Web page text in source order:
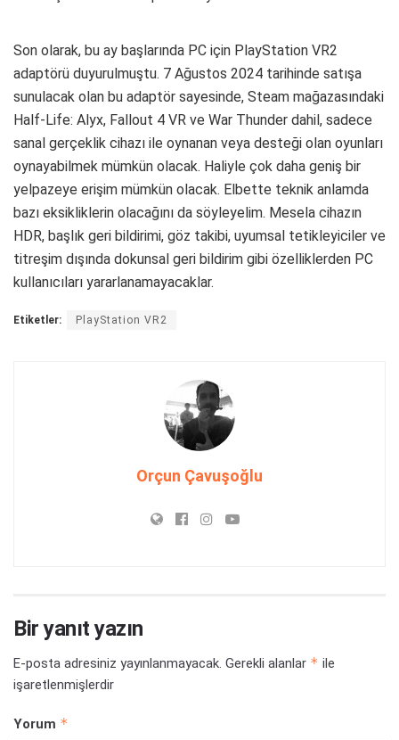
Son olarak, bu ay başlarında PC için PlayStation VR2
adaptörü duyurulmuştu. 7 Ağustos 2024 tarihinde satışa
sunulacak olan bu adaptör sayesinde, Steam mağazasındaki
Half-Life: Alyx, Fallout 4 VR ve War Thunder dahil, sadece
sanal gerçeklik cihazı ile oynanan veya desteği olan oyunları
oynayabilmek mümkün olacak. Haliyle çok daha geniş bir
yelpazeye erişim mümkün olacak. Elbette teknik anlamda
bazı eksikliklerin olacağını da söyleyelim. Mesela cihazın
HDR, başlık geri bildirimi, göz takibi, uyumsal tetikleyiciler ve
titreşim dışında dokunsal geri bildirim gibi özelliklerden PC
kullanıcıları yararlanamayacaklar.
Etiketler: PlayStation VR2
Orçun Çavuşoğlu
Bir yanıt yazın
E-posta adresiniz yayınlanmayacak. Gerekli alanlar * ile
işaretlenmişlerdir
Yorum *